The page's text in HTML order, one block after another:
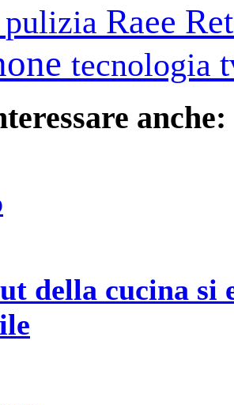
pulizia Raee
tecnologia
anche:
della cucina si